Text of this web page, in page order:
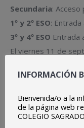
Secundaria: Acceso
1º y 2º ESO: Entrada
3º y 4º ESO Entrada
El viernes 11 de
4º de Primaria que
las 14.10 hrs.
El lunes 14 de
8.30), el servicio de
INFORMACIÓN
Bienvenida/o a la
de la página web
COLEGIO